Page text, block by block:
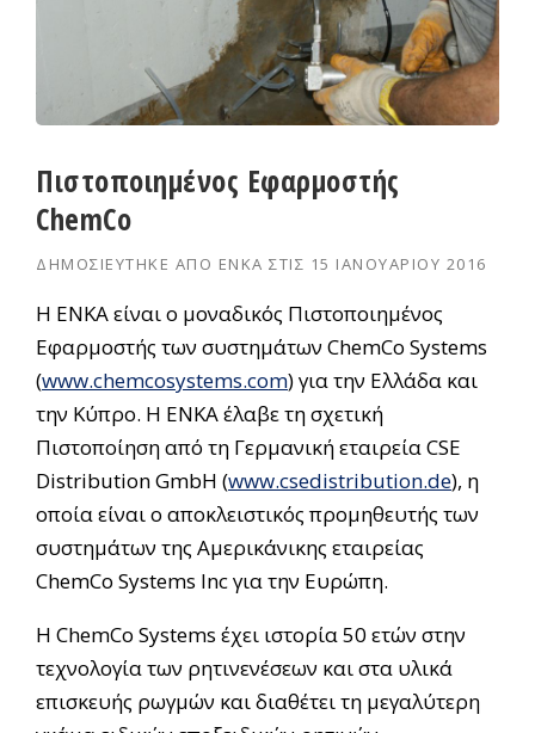
Πιστοποιημένος Εφαρμοστής
ChemCo
ΔΗΜΟΣΙΕΎΤΗΚΕ ΑΠΌ ΕΝΚΑ ΣΤΙΣ 15 ΙΑΝΟΥΑΡΊΟΥ 2016
Η ΕΝΚΑ είναι ο μοναδικός Πιστοποιημένος
Εφαρμοστής των συστημάτων ChemCo Systems
(www.chemcosystems.com) για την Ελλάδα και
την Κύπρο. Η ΕΝΚΑ έλαβε τη σχετική
Πιστοποίηση από τη Γερμανική εταιρεία CSE
Distribution GmbH (www.csedistribution.de), η
οποία είναι ο αποκλειστικός προμηθευτής των
συστημάτων της Αμερικάνικης εταιρείας
ChemCo Systems Inc για την Ευρώπη.
Η ChemCo Systems έχει ιστορία 50 ετών στην
τεχνολογία των ρητινενέσεων και στα υλικά
επισκευής ρωγμών και διαθέτει τη μεγαλύτερη